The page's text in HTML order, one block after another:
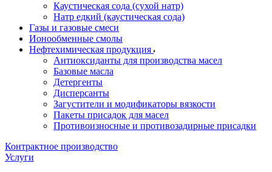
Каустическая сода (сухой натр)
Натр едкий (каустическая сода)
Газы и газовые смеси
Ионообменные смолы
Нефтехимическая продукция
Антиоксиданты для производства масел
Базовые масла
Детергенты
Дисперсанты
Загустители и модификаторы вязкости
Пакеты присадок для масел
Противоизносные и противозадирные присадки
Контрактное производство
Услуги